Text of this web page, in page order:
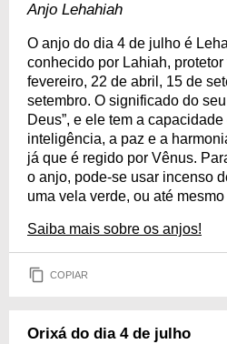
Anjo Lehahiah
O anjo do dia 4 de julho é
conhecido por Lahiah,
fevereiro, 22 de abril, 15 de
setembro. O significado do
Deus”, e ele tem a
inteligência, a paz e a
já que é regido por Vênus.
o anjo, pode-se usar incenso
uma vela verde, ou até
Saiba mais sobre os anjos!
COPIAR
Orixá do dia 4 de julho